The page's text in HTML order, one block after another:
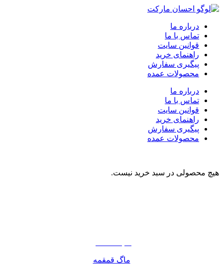
درباره ما
تماس با ما
قوانین سایت
راهنمای خرید
پیگیری سفارش
محصولات عمده
درباره ما
تماس با ما
قوانین سایت
راهنمای خرید
پیگیری سفارش
محصولات عمده
هیچ محصولی در سبد خرید نیست.
ماگ قمقمه